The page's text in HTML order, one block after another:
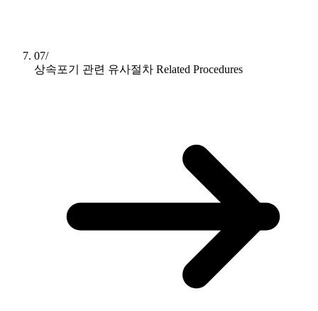
07/
상속포기 관련 유사절차 Related Procedures